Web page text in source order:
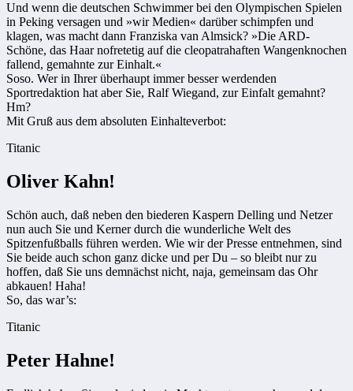
Und wenn die deutschen Schwimmer bei den Olympischen Spielen
in Peking versagen und »wir Medien« darüber schimpfen und
klagen, was macht dann Franziska van Almsick? »Die ARD-
Schöne, das Haar nofretetig auf die cleopatrahaften Wangenknochen
fallend, gemahnte zur Einhalt.«
Soso. Wer in Ihrer überhaupt ­immer besser werdenden
Sportredaktion hat aber Sie, Ralf Wiegand, zur Einfalt gemahnt?
Hm?
Mit Gruß aus dem absoluten Einhalteverbot:
Titanic
Oliver Kahn!
Schön auch, daß neben den biederen Kaspern Delling und Netzer
nun auch Sie und Kerner durch die wunderliche Welt des
Spitzenfußballs führen werden. Wie wir der Presse entnehmen, sind
Sie beide auch schon ganz dicke und per Du – so bleibt nur zu
hoffen, daß Sie uns demnächst nicht, naja, gemeinsam das Ohr
abkauen! Haha!
So, das war’s:
Titanic
Peter Hahne!